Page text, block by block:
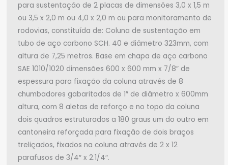
para sustentação de 2 placas de dimensões 3,0 x 1,5 m
ou 3,5 x 2,0 m ou 4,0 x 2,0 m ou para monitoramento de
rodovias, constituída de: Coluna de sustentação em
tubo de aço carbono SCH. 40 e diâmetro 323mm, com
altura de 7,25 metros. Base em chapa de aço carbono
SAE 1010/1020 dimensões 600 x 600 mm x 7/8″ de
espessura para fixação da coluna através de 8
chumbadores gabaritados de 1″ de diâmetro x 600mm
altura, com 8 aletas de reforço e no topo da coluna
dois quadros estruturados a 180 graus um do outro em
cantoneira reforçada para fixação de dois braços
treliçados, fixados na coluna através de 2 x 12
parafusos de 3/4″ x 2.1/4″.